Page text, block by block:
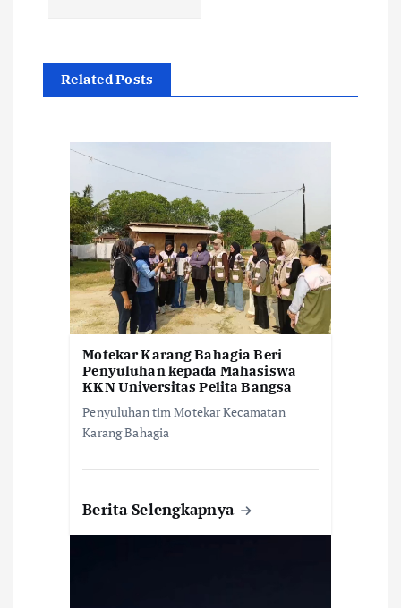
s
Related Posts
Motekar Karang Bahagia Beri
Penyuluhan kepada Mahasiswa
KKN Universitas Pelita Bangsa
Penyuluhan tim Motekar Kecamatan
Karang Bahagia
Berita Selengkapnya